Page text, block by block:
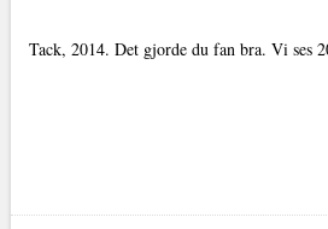
Tack, 2014. Det gjorde du fan bra. Vi ses